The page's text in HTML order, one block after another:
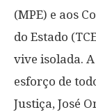
(MPE) e aos
do Estado
vive isolada.
esforço de
Justiça, José